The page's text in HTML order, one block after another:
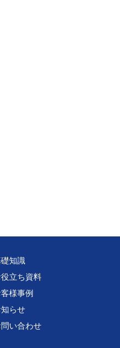
知識
役立ち資料
様事例
らせ
問い合わせ